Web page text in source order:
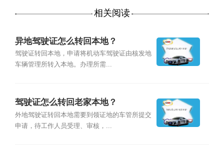
相关阅读
异地驾驶证怎么转回本地？
驾驶证转回本地，申请将机动车驾驶证由核发地
车辆管理所转入本地。办理所需...
驾驶证怎么转回老家本地？
外地驾驶证转回本地需要到领证地的车管所提交
申请，待工作人员受理、审核，...